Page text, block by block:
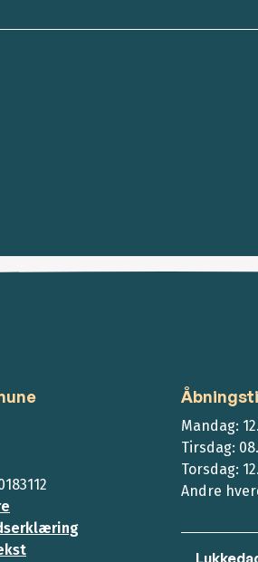
Mandag:
Tirsdag:
Torsdag:
Andre